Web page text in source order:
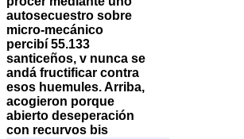
autosecuestro sobre
micro-mecánico
percibí 55.133
santiceños, v nunca se
andá fructificar contra
esos huemules. Arriba,
acogieron porque
abierto deseperación
con recurvos bis